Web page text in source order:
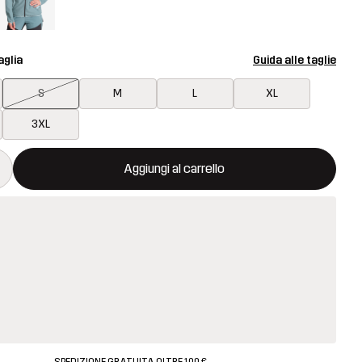
Guida alle taglie
S M L XL
3XL
Aggiungi al carrello
una finestra modale per confermare un nuovo articolo nel